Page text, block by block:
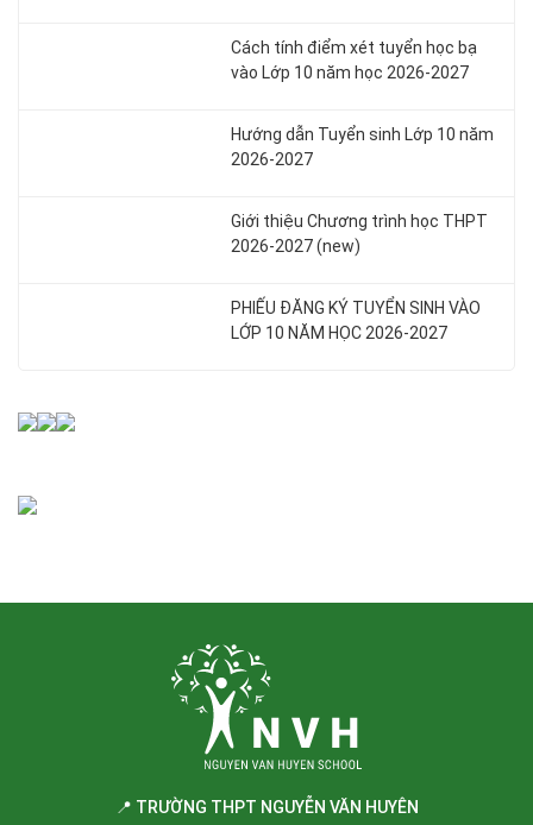
Cách tính điểm xét tuyển học bạ
vào Lớp 10 năm học 2026-2027
Hướng dẫn Tuyển sinh Lớp 10 năm
2026-2027
Giới thiệu Chương trình học THPT
2026-2027 (new)
PHIẾU ĐĂNG KÝ TUYỂN SINH VÀO
LỚP 10 NĂM HỌC 2026-2027
📍 TRƯỜNG THPT NGUYỄN VĂN HUYÊN